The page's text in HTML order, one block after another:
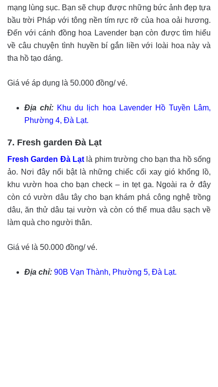
mạng lùng sục. Bạn sẽ chụp được những bức ảnh đẹp tựa
bầu trời Pháp với tông nền tím rực rỡ của hoa oải hương.
Đến với cánh đồng hoa Lavender bạn còn được tìm hiểu
về câu chuyện tình huyền bí gắn liền với loài hoa này và
tha hồ tạo dáng.
Giá vé áp dụng là 50.000 đồng/ vé.
Địa chỉ: Khu du lịch hoa Lavender Hồ Tuyền Lâm,
Phường 4, Đà Lạt.
7. Fresh garden Đà Lạt
Fresh Garden Đà Lạt là phim trường cho bạn tha hồ sống
ảo. Nơi đây nổi bật là những chiếc cối xay gió khổng lồ,
khu vườn hoa cho bạn check – in tẹt ga. Ngoài ra ở đây
còn có vườn dâu tây cho bạn khám phá công nghệ trồng
dâu, ăn thử dâu tại vườn và còn có thể mua dâu sạch về
làm quà cho người thân.
Giá vé là 50.000 đồng/ vé.
Địa chỉ: 90B Vạn Thành, Phường 5, Đà Lạt.